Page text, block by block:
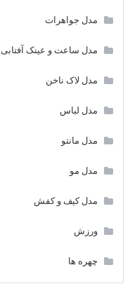
مدل جواهرات
مدل ساعت و عینک آفتابی
مدل لاک ناخن
مدل لباس
مدل مانتو
مدل مو
مدل کیف و کفش
ورزش
چهره ها